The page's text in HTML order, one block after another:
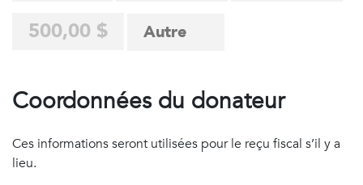
500,00 $
Coordonnées du donateur
Ces informations seront utilisées pour le reçu fiscal s’il y a
lieu.